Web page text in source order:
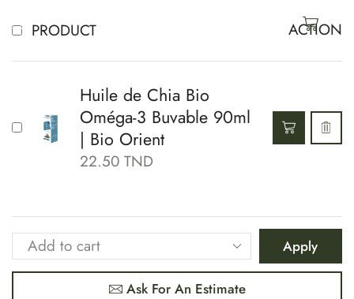
PRODUCT ACTION
Huile de Chia Bio
Oméga-3 Buvable 90ml
| Bio Orient
22.50 TND
Apply
Ask For An Estimate